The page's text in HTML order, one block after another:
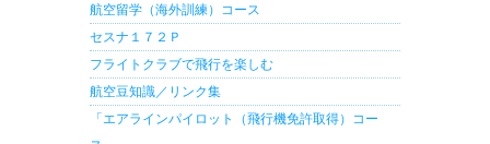
航空留学（海外訓練）コース
セスナ１７２Ｐ
フライトクラブで飛行を楽しむ
航空豆知識／リンク集
「エアラインパイロット（飛行機免許取得）コー